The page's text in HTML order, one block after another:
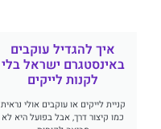
איך להגדיל עוקבים
באינסטגרם ישראל בלי
לקנות לייקים
קניית לייקים או עוקבים אולי נראית
כמו קיצור דרך, אבל בפועל היא לא